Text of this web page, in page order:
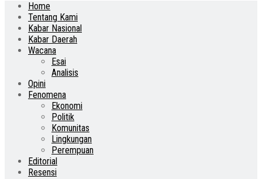
Home
Tentang Kami
Kabar Nasional
Kabar Daerah
Wacana
Esai
Analisis
Opini
Fenomena
Ekonomi
Politik
Komunitas
Lingkungan
Perempuan
Editorial
Resensi